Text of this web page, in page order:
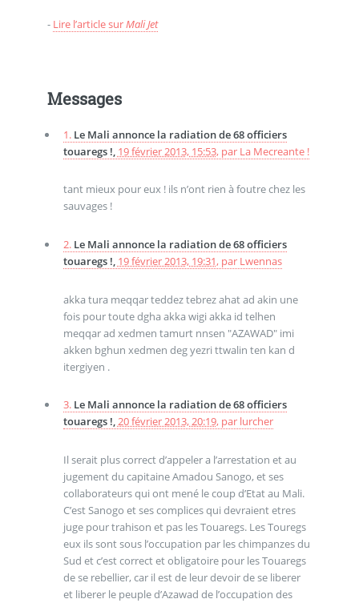
- Lire l’article surMali Jet
Messages
1. Le Mali annonce la radiation de 68 officiers
touaregs !, 19 février 2013, 15:53, par La Mecreante !
tant mieux pour eux ! ils n’ont rien à foutre chez les
sauvages !
2. Le Mali annonce la radiation de 68 officiers
touaregs !, 19 février 2013, 19:31, par Lwennas
akka tura meqqar teddez tebrez ahat ad akin une
fois pour toute dgha akka wigi akka id telhen
meqqar ad xedmen tamurt nnsen "AZAWAD" imi
akken bghun xedmen deg yezri ttwalin ten kan d
itergiyen .
3. Le Mali annonce la radiation de 68 officiers
touaregs !,20 février 2013, 20:19, par lurcher
Il serait plus correct d’appeler a l’arrestation et au
jugement du capitaine Amadou Sanogo, et ses
collaborateurs qui ont mené le coup d’Etat au Mali.
C’est Sanogo et ses complices qui devraient etres
juge pour trahison et pas les Touaregs. Les Touregs
eux ils sont sous l’occupation par les chimpanzes du
Sud et c’est correct et obligatoire pour les Touaregs
de se rebellier, car il est de leur devoir de se liberer
et liberer le peuple d’Azawad de l’occupation des